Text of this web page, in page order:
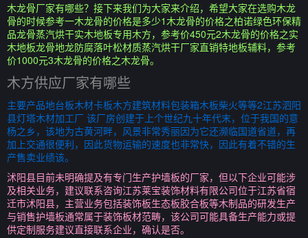
木龙骨厂家有哪些？接下来我们为大家来介绍，希望大家在选购木龙
骨的时候参考一木龙骨的价格是多少1木龙骨的价格之柏诺绿色环保精
品龙骨蒸汽烘干实木地板专用木方，参考价450元2木龙骨的价格之实
木地板龙骨地龙防腐落叶松材质蒸汽烘干厂家直销特地板辅料，参考
价1000元3木龙骨的价格之木龙骨。
木方供应厂家有哪些
主要产品地台板木材卡板木方建筑材料包装箱木板柴火等等2江苏泗阳
县灯塔木材加工厂 该厂房创建于上个世纪九十年代末，位于我国的意
杨之乡，该地为古黄河畔，风景非常秀丽因为它还濒临国道省道，再
加上交通很便利，因此货物运输的速度也非常快，因此有着不错的生
产售卖业绩该。
沭阳县目前未明确提及有专门生产护墙板的厂家，但以下企业可能涉
及相关业务，建议联系咨询江苏莱宝装饰材料有限公司位于江苏省宿
迁市沭阳县，主营业务包括装饰板生态板胶合板等木制品的研发生产
与销售护墙板通常属于装饰板材范畴，该公司可能具备生产能力或提
供定制服务建议直接联系企业，确认是否。